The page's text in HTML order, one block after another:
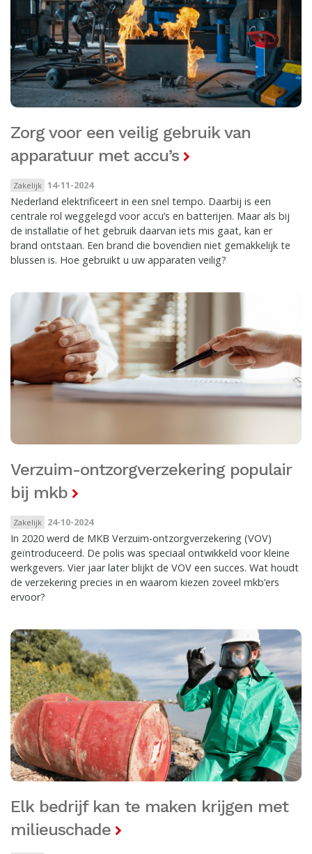
Zorg voor een veilig gebruik van
apparatuur met accu’s
Zakelijk 14-11-2024
Nederland elektrificeert in een snel tempo. Daarbij is een
centrale rol weggelegd voor accu’s en batterijen. Maar als bij
de installatie of het gebruik daarvan iets mis gaat, kan er
brand ontstaan. Een brand die bovendien niet gemakkelijk te
blussen is. Hoe gebruikt u uw apparaten veilig?
Verzuim-ontzorgverzekering populair
bij mkb
Zakelijk 24-10-2024
In 2020 werd de MKB Verzuim-ontzorgverzekering (VOV)
geïntroduceerd. De polis was speciaal ontwikkeld voor kleine
werkgevers. Vier jaar later blijkt de VOV een succes. Wat houdt
de verzekering precies in en waarom kiezen zoveel mkb’ers
ervoor?
Elk bedrijf kan te maken krijgen met
milieuschade